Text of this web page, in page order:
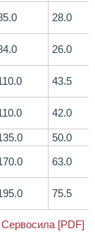
28.0
26.0
43.5
42.0
50.0
63.0
75.5
[PDF]